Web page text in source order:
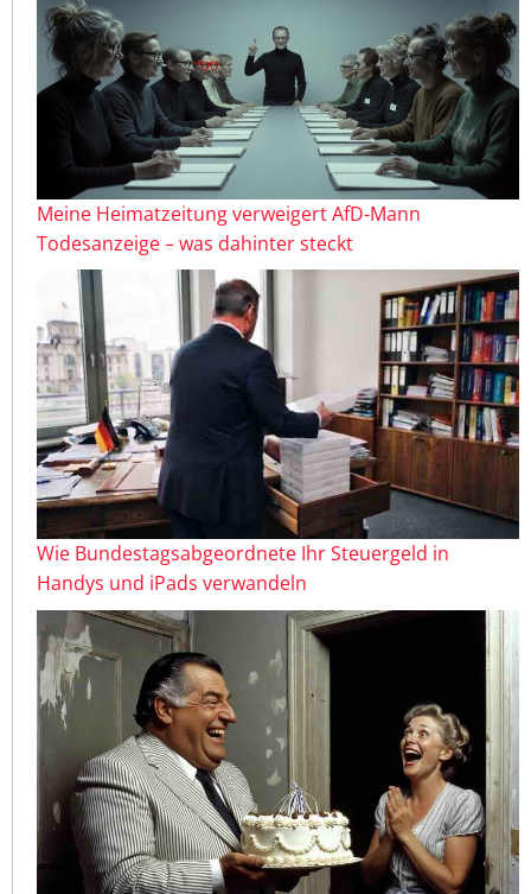
Meine Heimatzeitung verweigert AfD-Mann
Todesanzeige – was dahinter steckt
Wie Bundestagsabgeordnete Ihr Steuergeld in
Handys und iPads verwandeln